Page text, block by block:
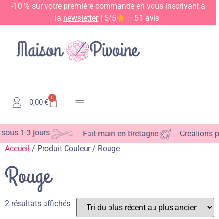
-10 % sur votre première commande en vous inscrivant à
la newsletter | 5/5 – 51 avis
0,00 €
0
1-3 jours Fait-main en Bretagne
Créations
Accueil / Produit Couleur / Rouge
Rouge
2 résultats affichés